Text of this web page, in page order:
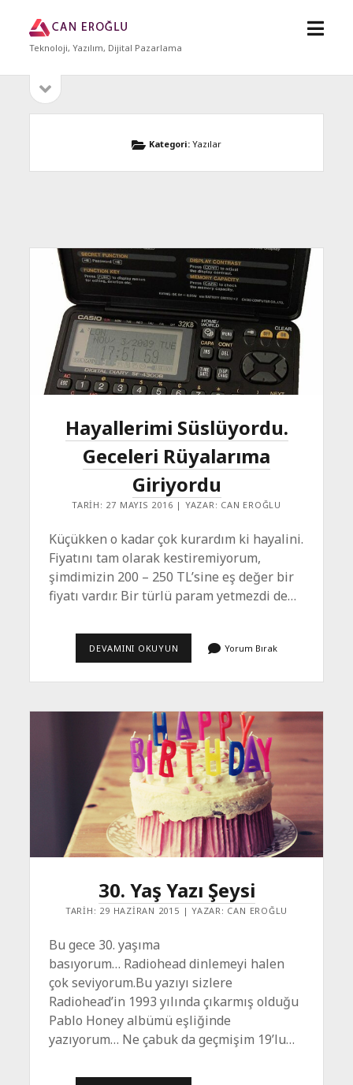
Can
Eroğlu
Teknoloji, Yazılım, Dijital Pazarlama
Sidebarmenüyü
Kategori: Yazılar
Hayallerimi Süslüyordu.
Geceleri Rüyalarıma
Giriyordu
TARIH: 27 MAYIS 2016 | YAZAR: CAN EROĞLU
Küçükken o kadar çok kurardım ki hayalini.
Fiyatını tam olarak kestiremiyorum,
şimdimizin 200 – 250 TL’sine eş değer bir
fiyatı vardır. Bir türlü param yetmezdi de…
DEVAMINI OKUYUN HAYALLERIMI
RÜYALARIMA
Yorum Bırak
30. Yaş Yazı Şeysi
TARIH: 29 HAZIRAN 2015 | YAZAR: CAN EROĞLU
Bu gece 30. yaşıma
basıyorum… Radiohead dinlemeyi halen
çok seviyorum.Bu yazıyı sizlere
Radiohead’in 1993 yılında çıkarmış olduğu
Pablo Honey albümü eşliğinde
yazıyorum… Ne çabuk da geçmişim 19’lu…